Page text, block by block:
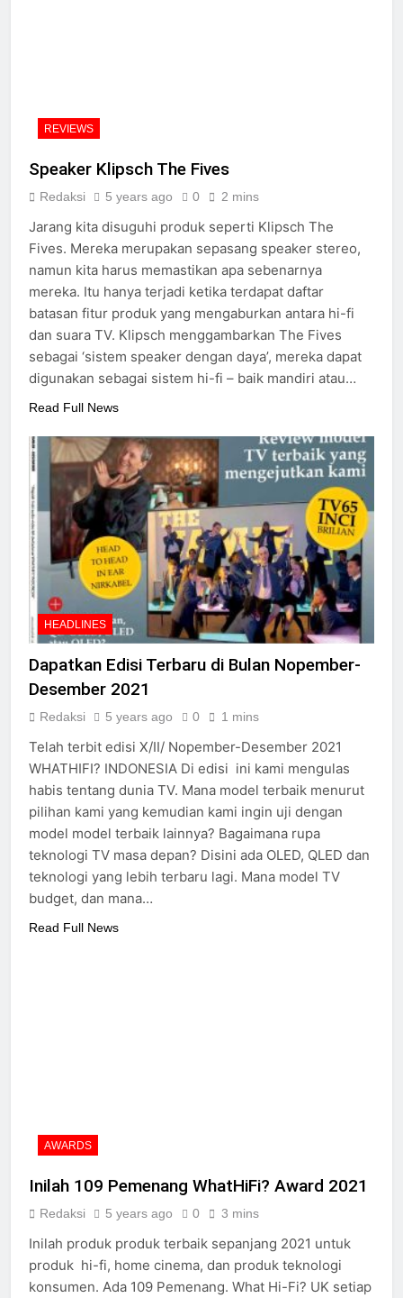
REVIEWS
Speaker Klipsch The Fives
Redaksi 5 years ago 0 2 mins
Jarang kita disuguhi produk seperti Klipsch The
Fives. Mereka merupakan sepasang speaker stereo,
namun kita harus memastikan apa sebenarnya
mereka. Itu hanya terjadi ketika terdapat daftar
batasan fitur produk yang mengaburkan antara hi-fi
dan suara TV. Klipsch menggambarkan The Fives
sebagai ‘sistem speaker dengan daya’, mereka dapat
digunakan sebagai sistem hi-fi – baik mandiri atau…
Read Full News
HEADLINES
Dapatkan Edisi Terbaru di Bulan Nopember-
Desember 2021
Redaksi 5 years ago 0 1 mins
Telah terbit edisi X/II/ Nopember-Desember 2021
WHATHIFI? INDONESIA Di edisi ini kami mengulas
habis tentang dunia TV. Mana model terbaik menurut
pilihan kami yang kemudian kami ingin uji dengan
model model terbaik lainnya? Bagaimana rupa
teknologi TV masa depan? Disini ada OLED, QLED dan
teknologi yang lebih terbaru lagi. Mana model TV
budget, dan mana…
Read Full News
AWARDS
Inilah 109 Pemenang WhatHiFi? Award 2021
Redaksi 5 years ago 0 3 mins
Inilah produk produk terbaik sepanjang 2021 untuk
produk hi-fi, home cinema, dan produk teknologi
konsumen. Ada 109 Pemenang. What Hi-Fi? UK setiap